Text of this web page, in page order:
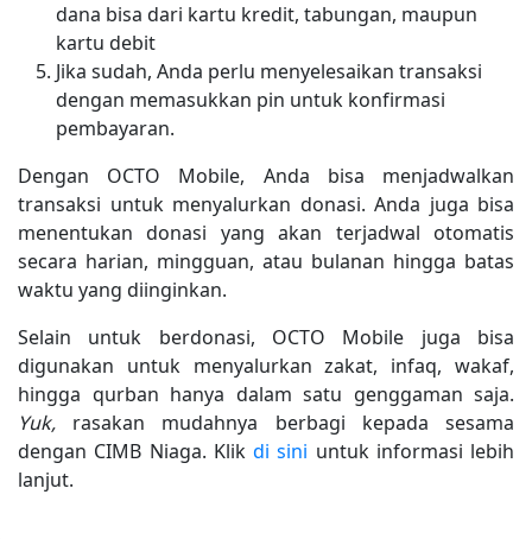
dana bisa dari kartu kredit, tabungan, maupun
kartu debit
Jika sudah, Anda perlu menyelesaikan transaksi
dengan memasukkan pin untuk konfirmasi
pembayaran.
Dengan OCTO Mobile, Anda bisa menjadwalkan
transaksi untuk menyalurkan donasi. Anda juga bisa
menentukan donasi yang akan terjadwal otomatis
secara harian, mingguan, atau bulanan hingga batas
waktu yang diinginkan.
Selain untuk berdonasi, OCTO Mobile juga bisa
digunakan untuk menyalurkan zakat, infaq, wakaf,
hingga qurban hanya dalam satu genggaman saja.
Yuk, rasakan mudahnya berbagi kepada sesama
dengan CIMB Niaga. Klik di sini untuk informasi lebih
lanjut.